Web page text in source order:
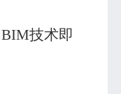
BIM技术即